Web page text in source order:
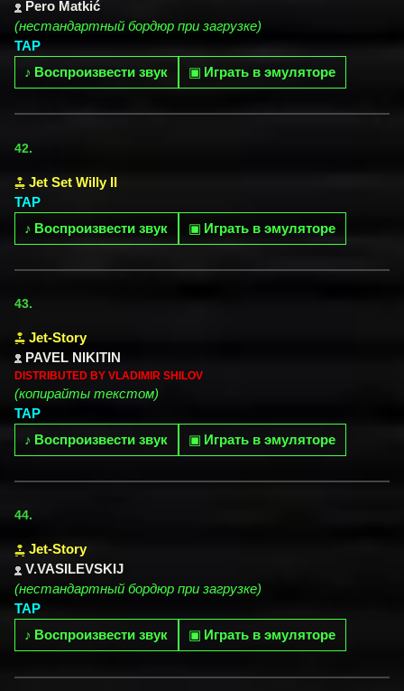
Pero Matkić
(нестандартный бордюр при загрузке)
TAP
♪ Воспроизвести звук ▣ Играть в эмуляторе
42.
Jet Set Willy II
TAP
♪ Воспроизвести звук ▣ Играть в эмуляторе
43.
Jet-Story
PAVEL NIKITIN
DISTRIBUTED BY VLADIMIR SHILOV
(копирайты текстом)
TAP
♪ Воспроизвести звук ▣ Играть в эмуляторе
44.
Jet-Story
V.VASILEVSKIJ
(нестандартный бордюр при загрузке)
TAP
♪ Воспроизвести звук ▣ Играть в эмуляторе